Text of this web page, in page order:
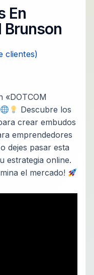
En
Brunson
clientes)
«DOTCOM
Descubre los
crear embudos
emprendedores
dejes pasar esta
estrategia online.
el mercado!